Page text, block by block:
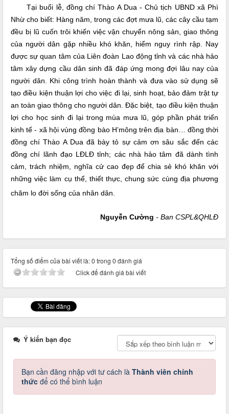
Tại buổi lễ, đồng chí Thào A Dua - Chủ tịch UBND xã Phì
Nhừ cho biết: Hàng năm, trong các đợt mưa lũ, các cây cầu tạm
đều bị lũ cuốn trôi khiến việc vận chuyển nông sản, giao thông
của người dân gặp nhiều khó khăn, hiểm nguy rình rập. Nay
được sự quan tâm của Liên đoàn Lao động tỉnh và các nhà hảo
tâm xây dựng cầu dân sinh đã đáp ứng mong đợi lâu nay của
người dân. Khi công trình hoàn thành và đưa vào sử dụng sẽ
tạo điều kiện thuận lợi cho việc đi lại, sinh hoạt, bảo đảm trật tự
an toàn giao thông cho người dân. Đặc biệt, tạo điều kiện thuận
lợi cho học sinh đi lại trong mùa mưa lũ, góp phần phát triển
kinh tế - xã hội vùng đồng bào H’mông trên địa bàn… đồng thời
đồng chí Thào A Dua đã bày tỏ sự cảm ơn sâu sắc đến các
đồng chí lãnh đạo LĐLĐ tỉnh; các nhà hảo tâm đã dành tình
cảm, trách nhiệm, nghĩa cử cao đẹp để chia sẻ khó khăn với
những việc làm cụ thể, thiết thực, chung sức cùng địa phương
chăm lo đời sống của nhân dân.
Nguyễn Cường - Ban CSPL&QHLĐ
Tổng số điểm của bài viết là: 0 trong 0 đánh giá
Click để đánh giá bài viết
Ý kiến bạn đọc
Bạn cần đăng nhập với tư cách là Thành viên chính
thức để có thể bình luận